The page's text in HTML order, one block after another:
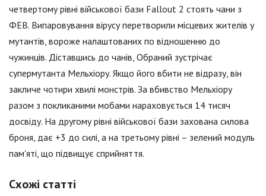
четвертому рівні військової бази Fallout 2 стоять чани з
ФЕВ. Випаровування вірусу перетворили місцевих жителів у
мутантів, вороже налаштованих по відношенню до
чужинців. Діставшись до чанів, Обраний зустрічає
супермутанта Мельхіору. Якщо його вбити не відразу, він
закличе чотири хвилі монстрів. За вбивство Мельхіору
разом з покликаними мобами нараховується 14 тисяч
досвіду. На другому рівні військової бази захована силова
броня, дає +3 до силі, а на третьому рівні – зелений модуль
пам'яті, що підвищує сприйняття.
Схожі статті